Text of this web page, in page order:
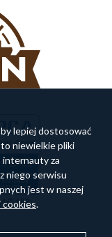
lepiej dostosować
niewielkie pliki
internauty za
niego serwisu
jest w naszej
.